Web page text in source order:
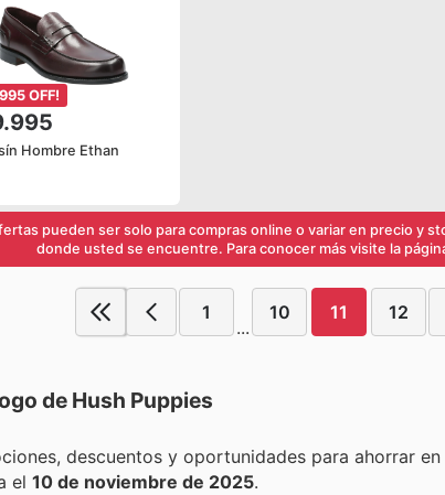
OFF!
Hombre Ethan
pueden ser solo para compras online o variar en precio y
donde usted se encuentre. Para conocer más visite la
1
...
10 11 12
de Hush Puppies
Encuentra las mejores promociones, descuentos y oportunidades para ahorrar en
el 10 de noviembre de 2025.